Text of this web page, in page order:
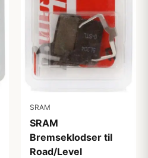
SRAM
SRAM
Bremseklodser til
Road/Level